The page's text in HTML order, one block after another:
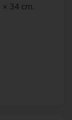
34 cm.